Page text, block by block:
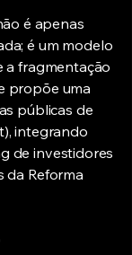
é apenas
é um modelo
a fragmentação
propõe uma
públicas de
integrando
de investidores
da Reforma